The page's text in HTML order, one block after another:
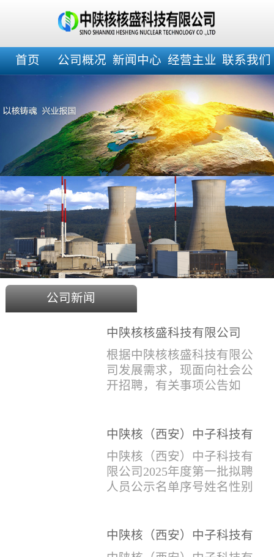
首页 公司概况 新闻中心 经营主业 联系我们
公司新闻
中陕核核盛科技有限公司
2025年度招聘公告
根据中陕核核盛科技有限公
司发展需求，现面向社会公
开招聘，有关事项公告如
会招聘：面向社会招聘，同
等条件下集团内部员工优
先。（2）应届生招聘：国家
计划内统一招收的全日制院
校应届毕业生，重点院校应
登记表》(见附件2）并如实
填写。并将《应聘人员登记
中陕核（西安）中子科技有
限公司2025年度第一批拟聘
人员公示名单
中陕核（西安）中子科技有
限公司2025年度第一批拟聘
人员公示名单序号姓名性别
本科西安石油大学测控技术
中陕核（西安）中子科技有
限公司2025年招聘公告